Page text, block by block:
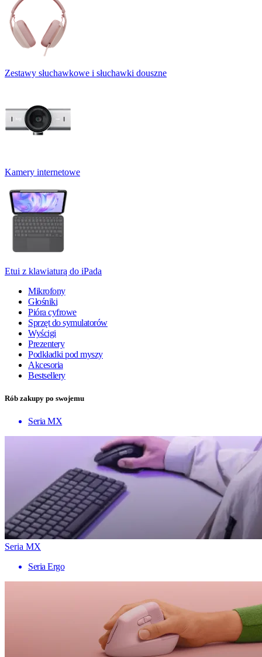
Zestawy słuchawkowe i słuchawki douszne
Kamery internetowe
Etui z klawiaturą do iPada
Mikrofony
Głośniki
Pióra cyfrowe
Sprzęt do symulatorów
Wyścigi
Prezentery
Podkładki pod myszy
Akcesoria
Bestsellery
Rób zakupy po swojemu
Seria MX
Seria MX
Seria Ergo